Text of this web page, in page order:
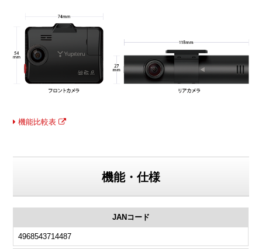
機能比較表
機能・仕様
JANコード
4968543714487